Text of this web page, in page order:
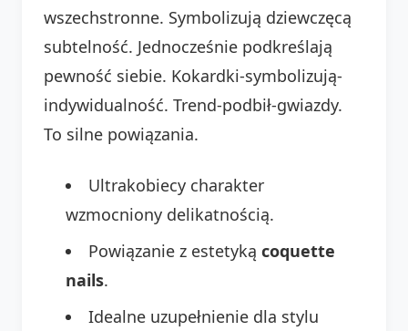
wszechstronne. Symbolizują dziewczęcą
subtelność. Jednocześnie podkreślają
pewność siebie. Kokardki-symbolizują-
indywidualność. Trend-podbił-gwiazdy.
To silne powiązania.
Ultrakobiecy charakter
wzmocniony delikatnością.
Powiązanie z estetyką coquette
nails.
Idealne uzupełnienie dla stylu